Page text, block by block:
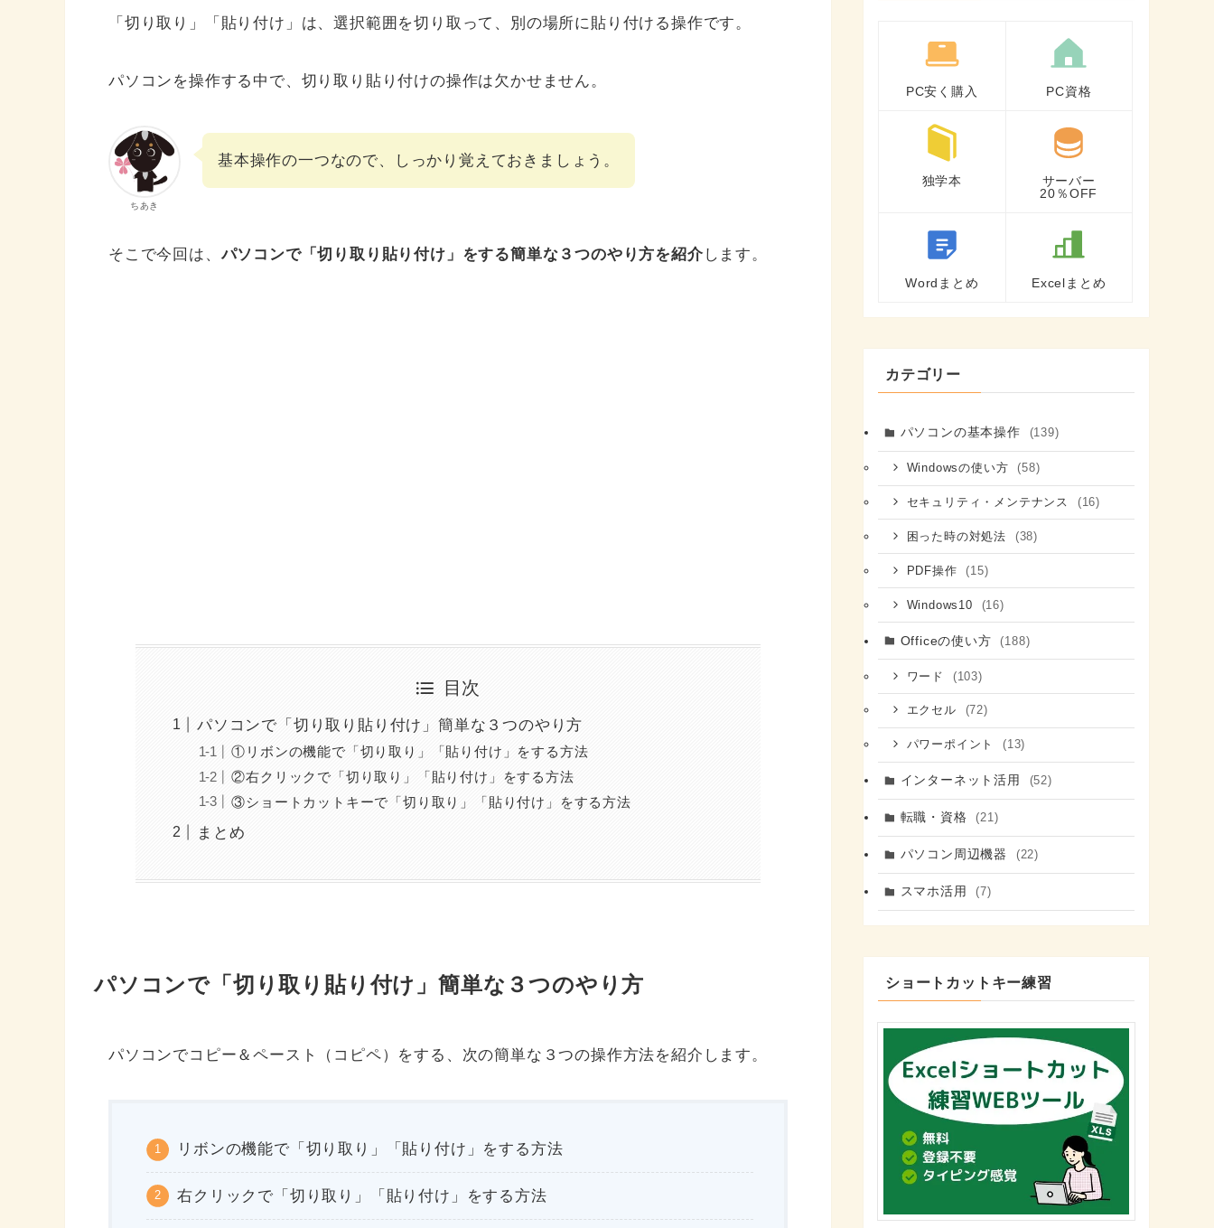
「切り取り」「貼り付け」は、選択範囲を切り取って、別の場所に貼り付ける操作です。
パソコンを操作する中で、切り取り貼り付けの操作は欠かせません。
ちあき
基本操作の一つなので、しっかり覚えておきましょう。
そこで今回は、パソコンで「切り取り貼り付け」をする簡単な３つのやり方を紹介します。
目次
パソコンで「切り取り貼り付け」簡単な３つのやり方
①リボンの機能で「切り取り」「貼り付け」をする方法
②右クリックで「切り取り」「貼り付け」をする方法
③ショートカットキーで「切り取り」「貼り付け」をする方法
まとめ
パソコンで「切り取り貼り付け」簡単な３つのやり方
パソコンでコピー＆ペースト（コピペ）をする、次の簡単な３つの操作方法を紹介します。
リボンの機能で「切り取り」「貼り付け」をする方法
右クリックで「切り取り」「貼り付け」をする方法
PC安く購入 PC資格
独学本
サーバー
20％OFF
Wordまとめ Excelまとめ
カテゴリー
パソコンの基本操作 (139)
Windowsの使い方 (58)
セキュリティ・メンテナンス (16)
困った時の対処法 (38)
PDF操作 (15)
Windows10 (16)
Officeの使い方 (188)
ワード (103)
エクセル (72)
パワーポイント (13)
インターネット活用 (52)
転職・資格 (21)
パソコン周辺機器 (22)
スマホ活用 (7)
ショートカットキー練習